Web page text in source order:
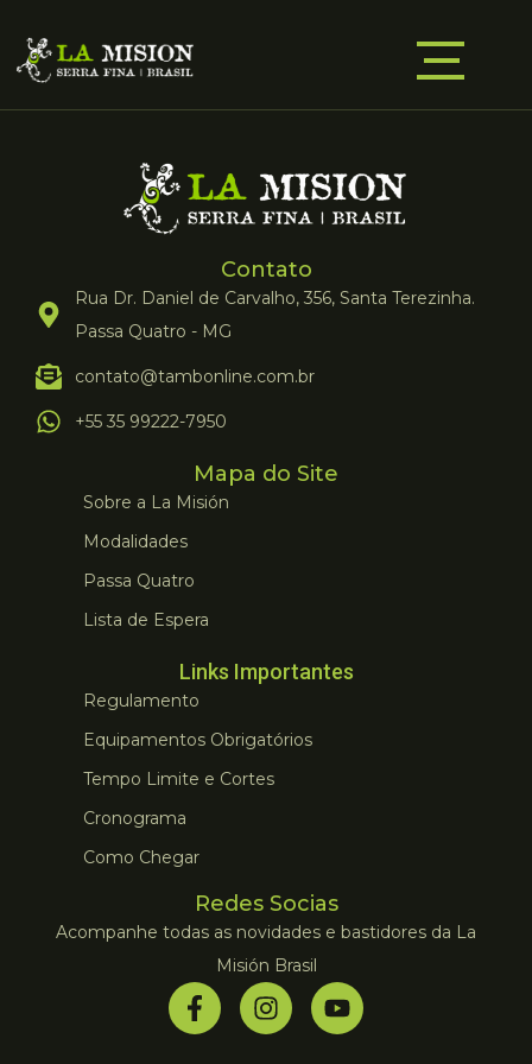
Contato
Rua Dr. Daniel de Carvalho, 356, Santa Terezinha.
Passa Quatro - MG
contato@tambonline.com.br
+55 35 99222-7950
Mapa do Site
Sobre a La Misión
Modalidades
Passa Quatro
Lista de Espera
Links Importantes
Regulamento
Equipamentos Obrigatórios
Tempo Limite e Cortes
Cronograma
Como Chegar
Redes Socias
Acompanhe todas as novidades e bastidores da La
Misión Brasil